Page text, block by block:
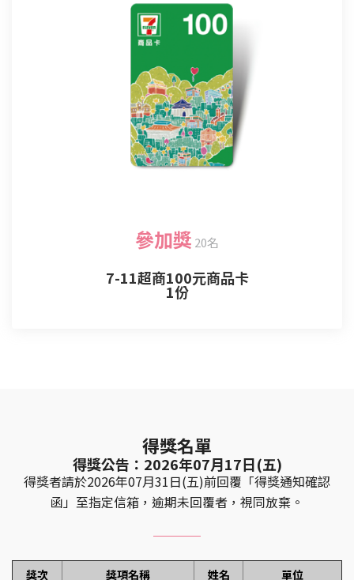
參加獎 20名
7-11超商100元商品卡
1份
得獎名單
得獎公告：2026年07月17日(五)
得獎者請於2026年07月31日(五)前回覆「得獎通知確認
函」至指定信箱，逾期未回覆者，視同放棄。
獎次 獎項名稱 姓名 單位